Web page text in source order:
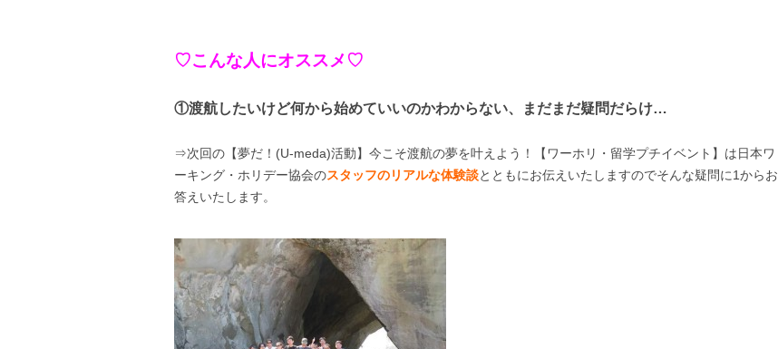
♡こんな人にオススメ♡
①渡航したいけど何から始めていいのかわからない、まだまだ疑問だらけ…
⇒次回の【夢だ！(U-meda)活動】今こそ渡航の夢を叶えよう！【ワーホリ・留学プチイベント】は日本ワ
ーキング・ホリデー協会のスタッフのリアルな体験談とともにお伝えいたしますのでそんな疑問に1からお
答えいたします。